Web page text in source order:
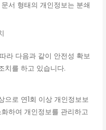
서 형태의 개인정보는 분쇄
라 다음과 같이 안전성 확보
치를 하고 있습니다.
으로 연1회 이상 개인정보보
하여 개인정보를 관리하고